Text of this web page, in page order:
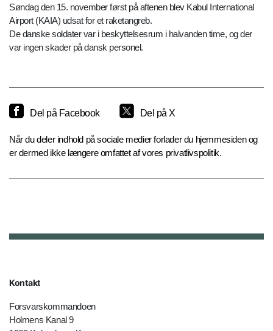
Søndag den 15. november først på aftenen blev Kabul International
Airport (KAIA) udsat for et raketangreb.
De danske soldater var i beskyttelsesrum i halvanden time, og der
var ingen skader på dansk personel.
Del på Facebook Del på X
Når du deler indhold på sociale medier forlader du hjemmesiden og
er dermed ikke længere omfattet af vores privatlivspolitik.
Kontakt
Forsvarskommandoen
Holmens Kanal 9